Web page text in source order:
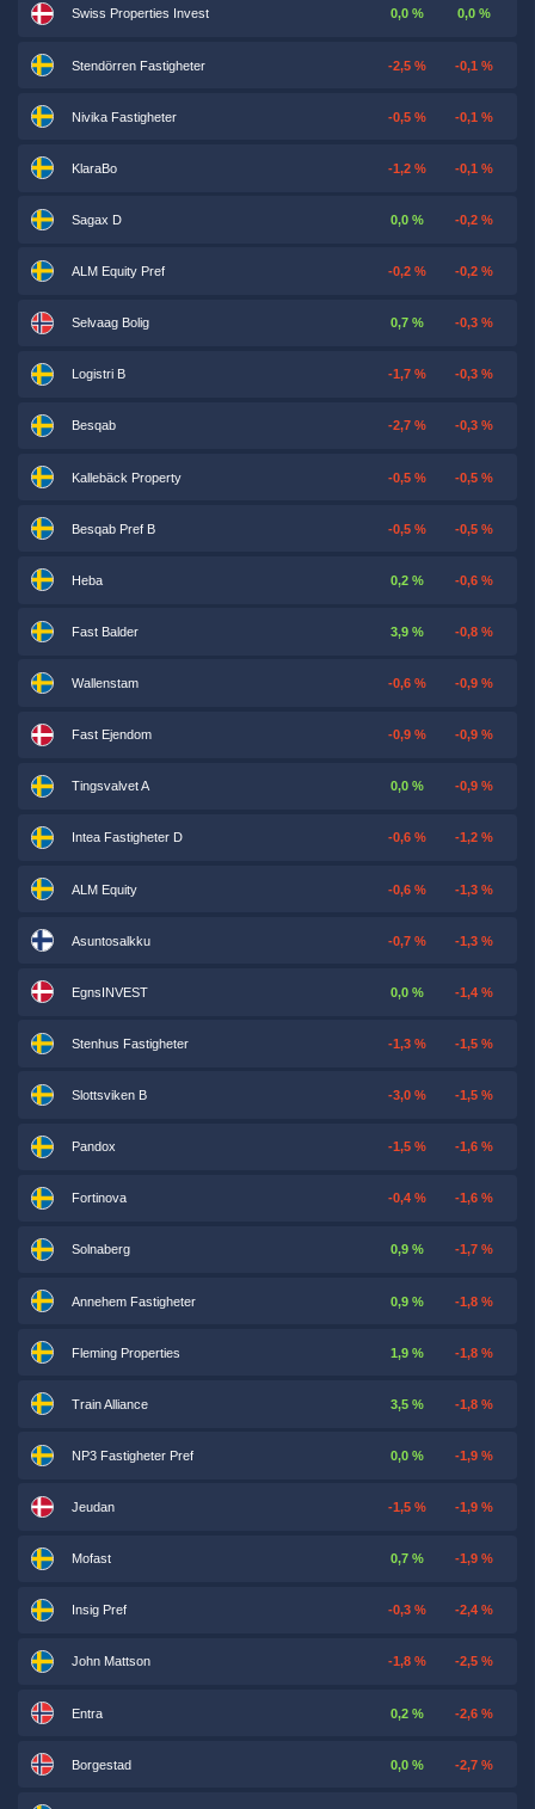
Swiss Properties Invest 0,0 % 0,0 %
Stendörren Fastigheter -2,5 % -0,1 %
Nivika Fastigheter -0,5 % -0,1 %
KlaraBo -1,2 % -0,1 %
Sagax D 0,0 % -0,2 %
ALM Equity Pref -0,2 % -0,2 %
Selvaag Bolig 0,7 % -0,3 %
Logistri B -1,7 % -0,3 %
Besqab -2,7 % -0,3 %
Kallebäck Property -0,5 % -0,5 %
Besqab Pref B -0,5 % -0,5 %
Heba 0,2 % -0,6 %
Fast Balder 3,9 % -0,8 %
Wallenstam -0,6 % -0,9 %
Fast Ejendom -0,9 % -0,9 %
Tingsvalvet A 0,0 % -0,9 %
Intea Fastigheter D -0,6 % -1,2 %
ALM Equity -0,6 % -1,3 %
Asuntosalkku -0,7 % -1,3 %
EgnsINVEST 0,0 % -1,4 %
Stenhus Fastigheter -1,3 % -1,5 %
Slottsviken B -3,0 % -1,5 %
Pandox -1,5 % -1,6 %
Fortinova -0,4 % -1,6 %
Solnaberg 0,9 % -1,7 %
Annehem Fastigheter 0,9 % -1,8 %
Fleming Properties 1,9 % -1,8 %
Train Alliance 3,5 % -1,8 %
NP3 Fastigheter Pref 0,0 % -1,9 %
Jeudan -1,5 % -1,9 %
Mofast 0,7 % -1,9 %
Insig Pref -0,3 % -2,4 %
John Mattson -1,8 % -2,5 %
Entra 0,2 % -2,6 %
Borgestad 0,0 % -2,7 %